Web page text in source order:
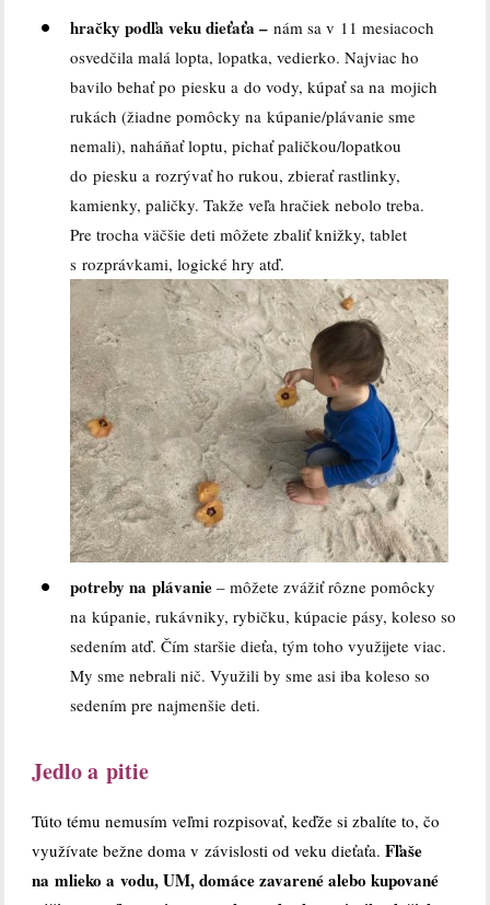
hračky podľa veku dieťaťa – nám sa v 11 mesiacoch
osvedčila malá lopta, lopatka, vedierko. Najviac ho
bavilo behať po piesku a do vody, kúpať sa na mojich
rukách (žiadne pomôcky na kúpanie/plávanie sme
nemali), naháňať loptu, pichať paličkou/lopatkou
do piesku a rozrývať ho rukou, zbierať rastlinky,
kamienky, paličky. Takže veľa hračiek nebolo treba.
Pre trocha väčšie deti môžete zbaliť knižky, tablet
s rozprávkami, logické hry atď.
potreby na plávanie – môžete zvážiť rôzne pomôcky
na kúpanie, rukávniky, rybičku, kúpacie pásy, koleso so
sedením atď. Čím staršie dieťa, tým toho využijete viac.
My sme nebrali nič. Využili by sme asi iba koleso so
sedením pre najmenšie deti.
Jedlo a pitie
Túto tému nemusím veľmi rozpisovať, keďže si zbalíte to, čo
využívate bežne doma v závislosti od veku dieťaťa.Fľaše
na mlieko a vodu, UM, domáce zavarené alebo kupované